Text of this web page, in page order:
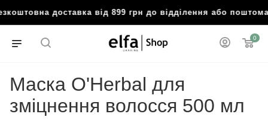
доставка від 899 грн до відділення або
0
Маска O'Herbal для
зміцнення волосся 500 мл